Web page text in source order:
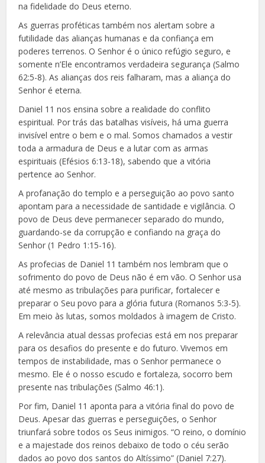
na fidelidade do Deus eterno.
As guerras proféticas também nos alertam sobre a
futilidade das alianças humanas e da confiança em
poderes terrenos. O Senhor é o único refúgio seguro, e
somente n’Ele encontramos verdadeira segurança (Salmo
62:5-8). As alianças dos reis falharam, mas a aliança do
Senhor é eterna.
Daniel 11 nos ensina sobre a realidade do conflito
espiritual. Por trás das batalhas visíveis, há uma guerra
invisível entre o bem e o mal. Somos chamados a vestir
toda a armadura de Deus e a lutar com as armas
espirituais (Efésios 6:13-18), sabendo que a vitória
pertence ao Senhor.
A profanação do templo e a perseguição ao povo santo
apontam para a necessidade de santidade e vigilância. O
povo de Deus deve permanecer separado do mundo,
guardando-se da corrupção e confiando na graça do
Senhor (1 Pedro 1:15-16).
As profecias de Daniel 11 também nos lembram que o
sofrimento do povo de Deus não é em vão. O Senhor usa
até mesmo as tribulações para purificar, fortalecer e
preparar o Seu povo para a glória futura (Romanos 5:3-5).
Em meio às lutas, somos moldados à imagem de Cristo.
A relevância atual dessas profecias está em nos preparar
para os desafios do presente e do futuro. Vivemos em
tempos de instabilidade, mas o Senhor permanece o
mesmo. Ele é o nosso escudo e fortaleza, socorro bem
presente nas tribulações (Salmo 46:1).
Por fim, Daniel 11 aponta para a vitória final do povo de
Deus. Apesar das guerras e perseguições, o Senhor
triunfará sobre todos os Seus inimigos. “O reino, o domínio
e a majestade dos reinos debaixo de todo o céu serão
dados ao povo dos santos do Altíssimo” (Daniel 7:27).